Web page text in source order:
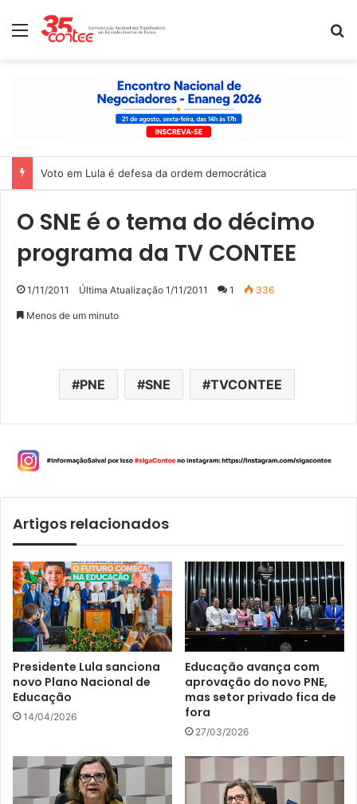
Menu
Voto em Lula é defesa da ordem democrática
O SNE é o tema do décimo
programa da TV CONTEE
1/11/2011 Última Atualização 1/11/2011 1 336
Menos de um minuto
PNE SNE TVCONTEE
Artigos relacionados
Presidente Lula sanciona
novo Plano Nacional de
Educação
14/04/2026
Educação avança com
aprovação do novo PNE,
mas setor privado fica de
fora
27/03/2026